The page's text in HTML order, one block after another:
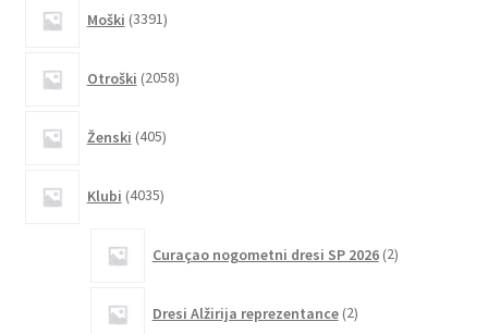
Moški 3391izdelkov
Otroški 2058izdelkov
Ženski 405izdelkov
Klubi 4035izdelkov
Curaçao nogometni dresi SP 2026 2izdelka
Dresi Alžirija reprezentance 2izdelka